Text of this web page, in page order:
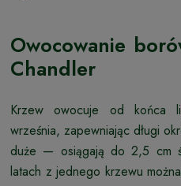
Owocowanie
Chandler
Krzew owocuje od końca
września, zapewniając długi
duże — osiągają do 2,5 cm
latach z jednego krzewu